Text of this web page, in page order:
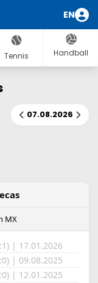
EN
Tennis Handball
07.08.2026
MX
| 17.01.2026
| 09.08.2025
| 12.01.2025